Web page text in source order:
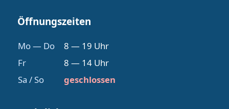
Öffnungszeiten
Mo — Do
8 — 19 Uhr
Fr
8 — 14 Uhr
Sa / So
geschlossen